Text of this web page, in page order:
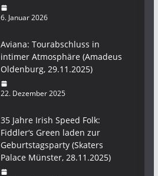
6. Januar 2026
Aviana: Tourabschluss in
intimer Atmosphäre (Amadeus
Oldenburg, 29.11.2025)
22. Dezember 2025
35 Jahre Irish Speed Folk:
Fiddler‘s Green laden zur
Geburtstagsparty (Skaters
Palace Münster, 28.11.2025)